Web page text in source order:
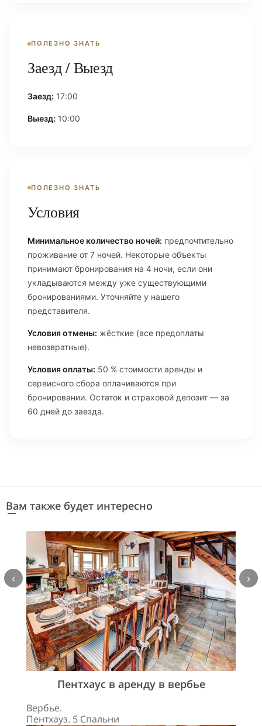
ПОЛЕЗНО ЗНАТЬ
Заезд / Выезд
Заезд: 17:00
Выезд: 10:00
ПОЛЕЗНО ЗНАТЬ
Условия
Минимальное количество ночей: предпочтительно
проживание от 7 ночей. Некоторые объекты
принимают бронирования на 4 ночи, если они
укладываются между уже существующими
бронированиями. Уточняйте у нашего
представителя.
Условия отмены: жёсткие (все предоплаты
невозвратные).
Условия оплаты: 50 % стоимости аренды и
сервисного сбора оплачиваются при
бронировании. Остаток и страховой депозит — за
60 дней до заезда.
Вам также будет интересно
Пентхаус в аренду в вербье
Вербье.
Пентхауз. 5 Спальни
‹ ›